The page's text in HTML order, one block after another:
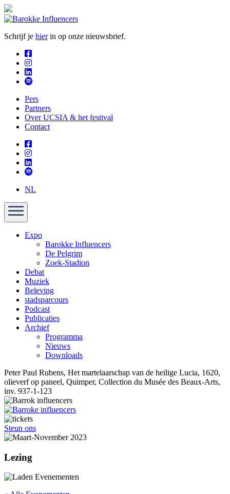
Schrijf je hierin op onze nieuwsbrief.
Pers
Partners
Over UCSIA & het festival
Contact
NL
Expo
Barokke Influencers
De Pelgrim
Zoek-Stadion
Debat
Muziek
Beleving
stadsparcours
Podcast
Publicaties
Archief
Programma
Nieuws
Downloads
Peter Paul Rubens, Het martelaarschap van de heilige Lucia, 1620,
olieverf op paneel, Quimper, Collection du Musée des Beaux-Arts,
inv. 937-1-123
Steun ons
Lezing